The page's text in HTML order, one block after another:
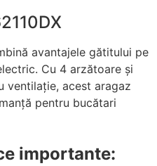
avantajele gătitului pe
Cu 4 arzătoare și
ventilație, acest aragaz
pentru bucătari
importante: